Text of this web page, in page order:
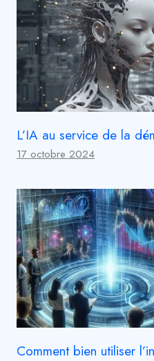
L’IA au service de la
17 octobre 2024
Comment bien utiliser